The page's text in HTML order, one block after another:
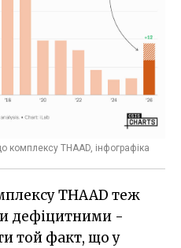
комплексу THAAD, інфографіка
THAAD теж
дефіцитними -
той факт, що у